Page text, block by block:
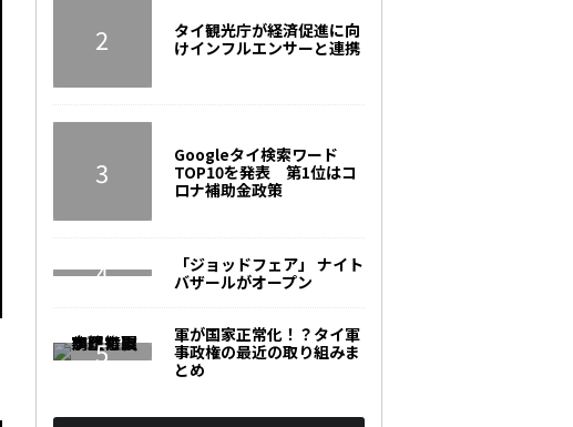
タイ観光庁が経済促進に向
けインフルエンサーと連携
Googleタイ検索ワード
TOP10を発表 第1位はコ
ロナ補助金政策
「ジョッドフェア」 ナイト
バザールがオープン
軍が国家正常化！？タイ軍
事政権の最近の取り組みま
とめ